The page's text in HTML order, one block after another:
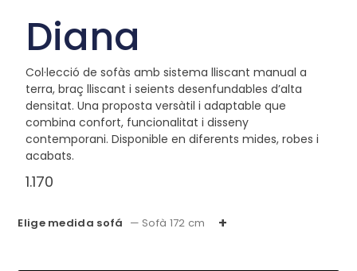
Diana
Col·lecció de sofàs amb sistema lliscant manual a
terra, braç lliscant i seients desenfundables d’alta
densitat. Una proposta versàtil i adaptable que
combina confort, funcionalitat i disseny
contemporani. Disponible en diferents mides, robes i
acabats.
1.170
Elige medida sofá — Sofà 172 cm